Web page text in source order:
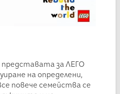
представата за ЛЕГО
на определени,
повече семейства се